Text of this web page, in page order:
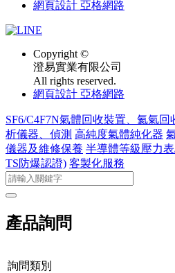
網頁設計 亞格網路
Copyright ©
澄易實業有限公司
All rights reserved.
網頁設計 亞格網路
SF6/C4F7N氣體回收裝置、氦氣
析儀器、偵測 高純度氣體純化器
儀器及維修保養 半導體等級壓力
TS防爆認證) 客製化服務
產品詢問
詢問類別